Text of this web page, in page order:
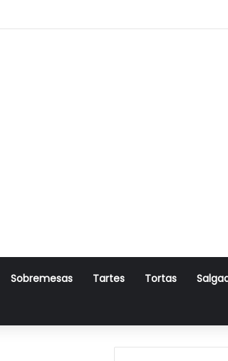
Sobremesas Tartes Tortas